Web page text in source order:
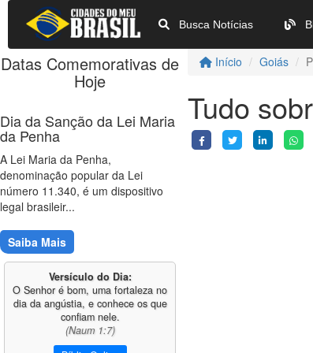
Busca Notícias
Início Goiás
Tudo
Datas Comemorativas de
Hoje
Dia da Sanção da Lei Maria
da Penha
A Lei Maria da Penha,
denominação popular da Lei
número 11.340, é um dispositivo
legal brasileir...
Saiba Mais
Versículo do Dia:
O Senhor é bom, uma fortaleza no
dia da angústia, e conhece os que
confiam nele.
(Naum 1:7)